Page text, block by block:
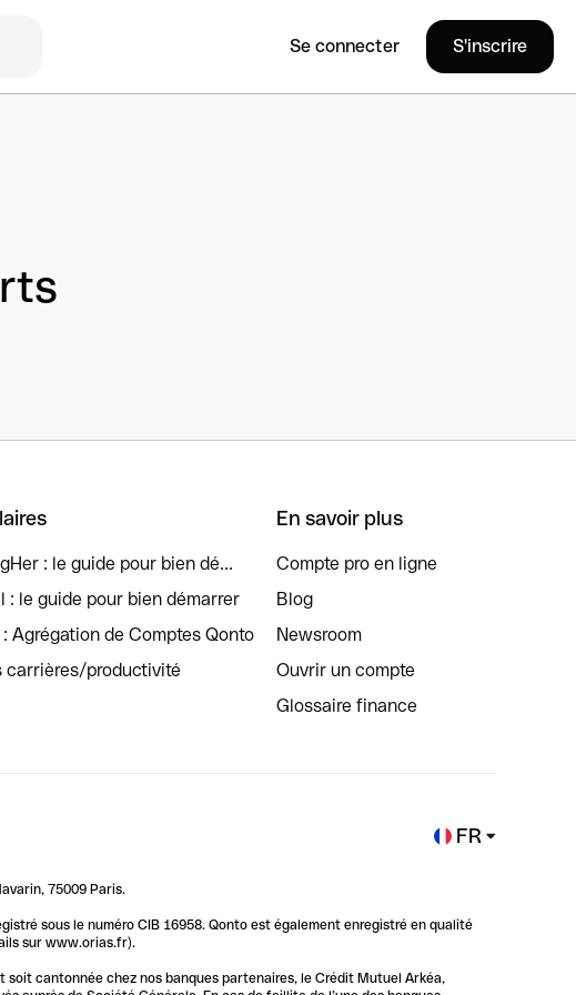
Se connecter S'inscrire
: le guide pour bien dé...
: le guide pour bien démarrer
Agrégation de Comptes Qonto
carrières/productivité
En savoir plus
Compte pro en ligne
Blog
Newsroom
Ouvrir un compte
Glossaire finance
FR
75009 Paris.
sous le numéro CIB 16958. Qonto est également enregistré en qualité
sur www.orias.fr).
cantonnée chez nos banques partenaires, le Crédit Mutuel Arkéa,